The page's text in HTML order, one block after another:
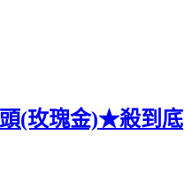
頭(玫瑰金)★殺到底